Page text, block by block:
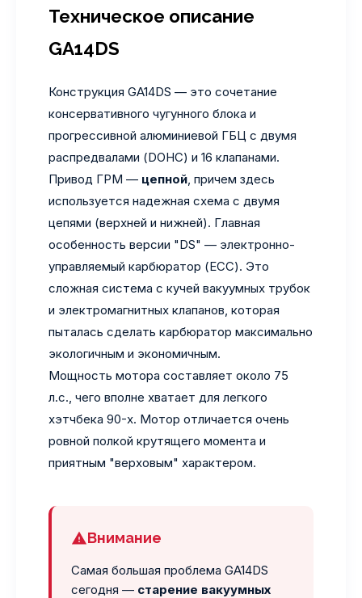
Техническое описание
GA14DS
Конструкция GA14DS — это сочетание
консервативного чугунного блока и
прогрессивной алюминиевой ГБЦ с двумя
распредвалами (DOHC) и 16 клапанами.
Привод ГРМ — цепной, причем здесь
используется надежная схема с двумя
цепями (верхней и нижней). Главная
особенность версии "DS" — электронно-
управляемый карбюратор (ECC). Это
сложная система с кучей вакуумных трубок
и электромагнитных клапанов, которая
пыталась сделать карбюратор максимально
экологичным и экономичным.
Мощность мотора составляет около 75
л.с., чего вполне хватает для легкого
хэтчбека 90-х. Мотор отличается очень
ровной полкой крутящего момента и
приятным "верховым" характером.
Внимание
Самая большая проблема GA14DS
сегодня — старение вакуумных